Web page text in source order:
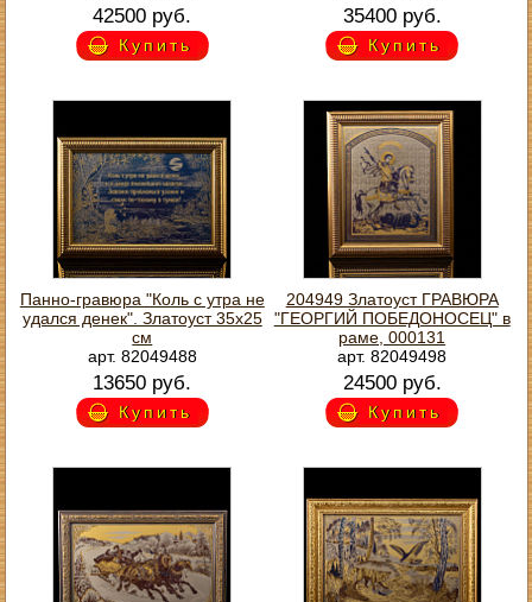
42500 руб.
Купить
35400 руб.
Купить
Панно-гравюра "Коль с утра не
удался денек". Златоуст 35х25
см
арт. 82049488
13650 руб.
Купить
204949 Златоуст ГРАВЮРА
"ГЕОРГИЙ ПОБЕДОНОСЕЦ" в
раме, 000131
арт. 82049498
24500 руб.
Купить